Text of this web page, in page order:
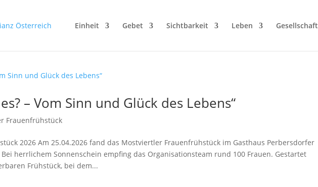
Einheit Gebet Sichtbarkeit Leben Gesellschaft
– Vom Sinn und Glück des Lebens“
Frauenfrühstück
2026 Am 25.04.2026 fand das Mostviertler Frauenfrühstück im Gasthaus Perbersdorfer
herrlichem Sonnenschein empfing das Organisationsteam rund 100 Frauen. Gestartet
Frühstück, bei dem...